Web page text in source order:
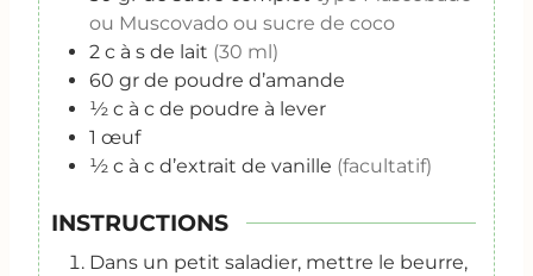
ou Muscovado ou sucre de coco
2 c à s de lait (30 ml)
60 gr de poudre d’amande
½ c à c de poudre à lever
1 œuf
½ c à c d’extrait de vanille (facultatif)
INSTRUCTIONS
Dans un petit saladier, mettre le beurre,